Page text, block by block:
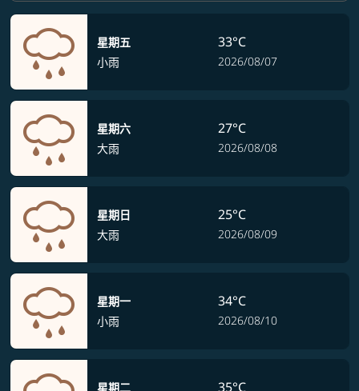
星期五
小雨
33°C
2026/08/07
星期六
大雨
27°C
2026/08/08
星期日
大雨
25°C
2026/08/09
星期一
小雨
34°C
2026/08/10
星期二 35°C